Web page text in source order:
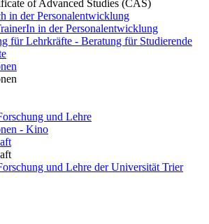
of Advanced Studies (CAS)
in der Personalentwicklung
in der Personalentwicklung
für Lehrkräfte - Beratung für Studierende
und Lehre
- Kino
und Lehre der Universität Trier